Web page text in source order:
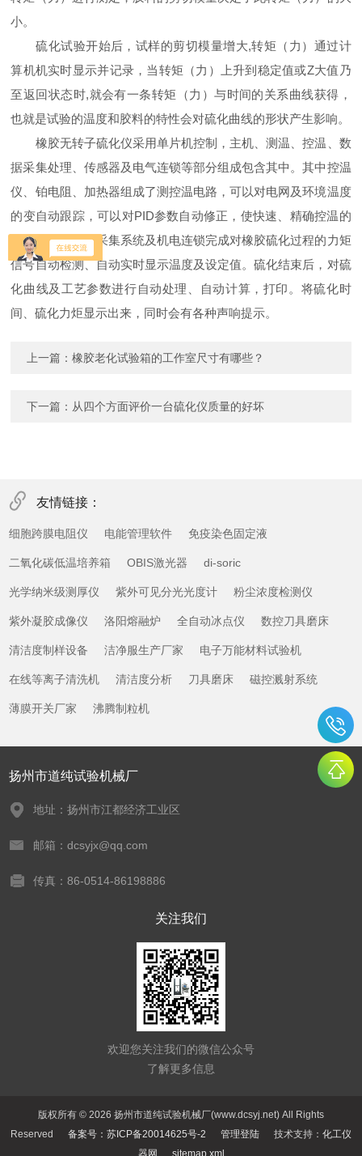
小。
硫化试验开始后，试样的剪切模量增大,转矩（力）通过计
算机机实时显示并记录，当转矩（力）上升到稳定值或Z大值乃
至返回状态时,就会有一条转矩（力）与时间的关系曲线获得，
也就是试验的温度和胶料的特性会对硫化曲线的形状产生影响。
橡胶无转子硫化仪采用单片机控制，主机、测温、控温、数
据采集处理、传感器及电气连锁等部分组成包含其中。其中控温
仪、铂电阻、加热器组成了测控温电路，可以对电网及环境温度
的变自动跟踪，可以对PID参数自动修正，使快速、精确控温的
目的达到。数据采集系统及机电连锁完成对橡胶硫化过程的力矩
信号自动检测、自动实时显示温度及设定值。硫化结束后，对硫
化曲线及工艺参数进行自动处理、自动计算，打印。将硫化时
间、硫化力炬显示出来，同时会有各种声响提示。
上一篇：橡胶老化试验箱的工作室尺寸有哪些？
下一篇： 从四个方面评价一台硫化仪质量的好坏
友情链接：
细胞跨膜电阻仪 电能管理软件 免疫染色固定液
二氧化碳低温培养箱 OBIS激光器 di-soric
光学纳米级测厚仪 紫外可见分光光度计 粉尘浓度检测仪
紫外凝胶成像仪 洛阳熔融炉 全自动冰点仪 数控刀具磨床
清洁度制样设备 洁净服生产厂家 电子万能材料试验机
在线等离子清洗机 清洁度分析 刀具磨床 磁控溅射系统
薄膜开关厂家 沸腾制粒机
扬州市道纯试验机械厂
地址：扬州市江都经济工业区
邮箱：dcsyjx@qq.com
传真：86-0514-86198886
关注我们
欢迎您关注我们的微信公众号
了解更多信息
版权所有 © 2026 扬州市道纯试验机械厂(www.dcsyj.net) All Rights
Reserved 备案号：苏ICP备20014625号-2 管理登陆 技术支持： 化工仪
器网
sitemap.xml